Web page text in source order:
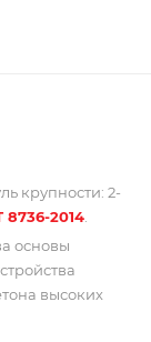
крупности: 2-
8736-2014
основы
высоких